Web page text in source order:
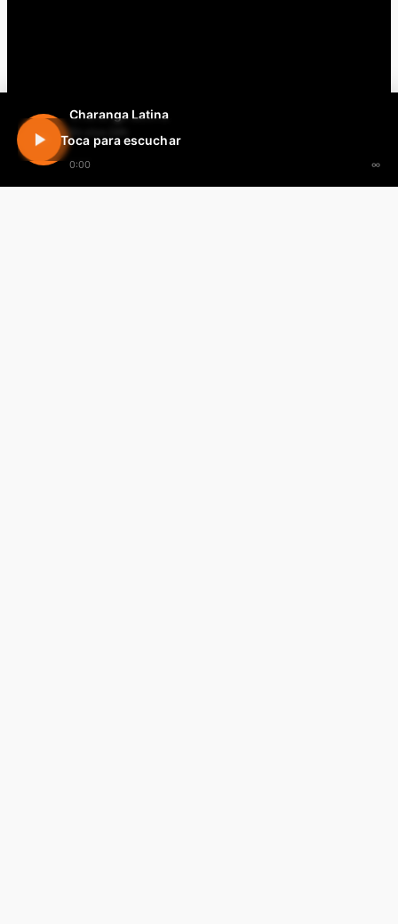
Charanga Latina
En vivo 24h
0:00 ∞
Toca para escuchar